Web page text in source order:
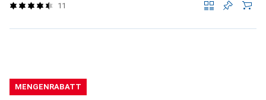
11
MENGENRABATT